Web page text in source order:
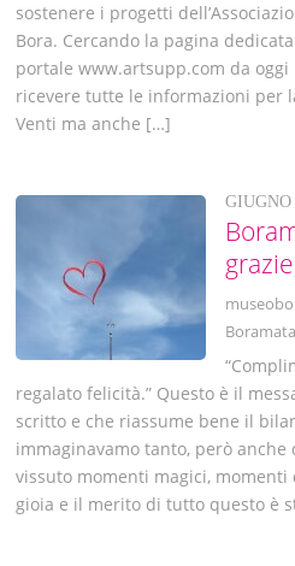
o
k
e
sostenere i progetti
Bora. Cercando la pagina
portale www.artsupp.com da oggi
ricevere tutte le informazioni per
Venti ma anche […]
GIUGNO
Boramata
regalato felicità.” Questo è il
scritto e che riassume bene il
immaginavamo tanto, però
vissuto momenti magici,
gioia e il merito di tutto questo è